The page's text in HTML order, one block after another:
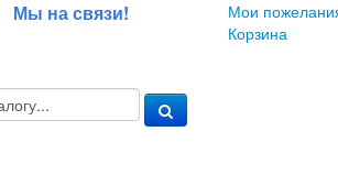
Мы на связи!
Мои
Корзина